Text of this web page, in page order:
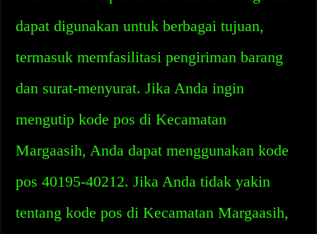
dapat digunakan untuk berbagai tujuan,
termasuk memfasilitasi pengiriman barang
dan surat-menyurat. Jika Anda ingin
mengutip kode pos di Kecamatan
Margaasih, Anda dapat menggunakan kode
pos 40195-40212. Jika Anda tidak yakin
tentang kode pos di Kecamatan Margaasih,